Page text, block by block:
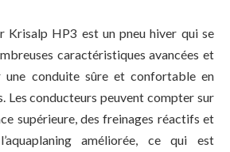
Krisalp HP3 est un pneu hiver qui se
caractéristiques avancées et
conduite sûre et confortable en
Les conducteurs peuvent compter sur
supérieure, des freinages réactifs et
améliorée, ce qui est